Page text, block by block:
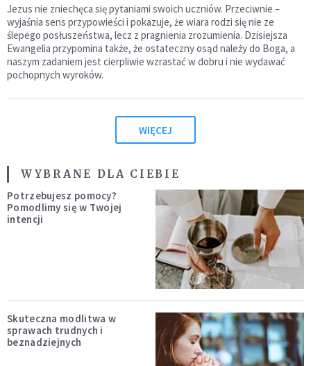
Jezus nie zniechęca się pytaniami swoich uczniów. Przeciwnie –
wyjaśnia sens przypowieści i pokazuje, że wiara rodzi się nie ze
ślepego posłuszeństwa, lecz z pragnienia zrozumienia. Dzisiejsza
Ewangelia przypomina także, że ostateczny osąd należy do Boga, a
naszym zadaniem jest cierpliwie wzrastać w dobru i nie wydawać
pochopnych wyroków.
WIĘCEJ
WYBRANE DLA CIEBIE
Potrzebujesz pomocy?
Pomodlimy się w Twojej
intencji
Skuteczna modlitwa w
sprawach trudnych i
beznadziejnych